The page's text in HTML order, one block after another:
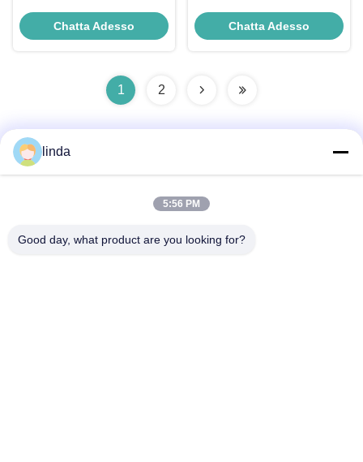
900mAh per sigaretta elettronica
Chatta Adesso
elettronica - Batteria LiPo 16600
Chatta Adesso
1 2
pavimento 11, costruente 9, complesso industriale di
linda
5:56 PM
Good day, what product are you looking for?